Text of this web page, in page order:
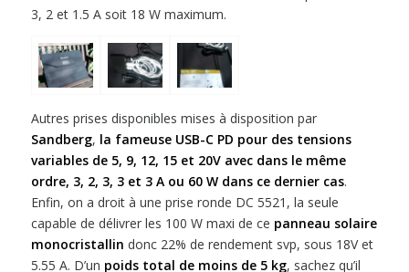
3, 2 et 1.5 A soit 18 W maximum.
Autres prises disponibles mises à disposition par
Sandberg, la fameuse USB-C PD pour des tensions
variables de 5, 9, 12, 15 et 20V avec dans le même
ordre, 3, 2, 3, 3 et 3 A ou 60 W dans ce dernier cas.
Enfin, on a droit à une prise ronde DC 5521, la seule
capable de délivrer les 100 W maxi de ce panneau solaire
monocristallin donc 22% de rendement svp, sous 18V et
5.55 A. D’un poids total de moins de 5 kg, sachez qu’il